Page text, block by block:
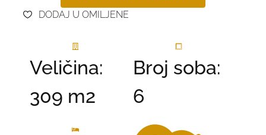
DODAJ U OMILJENE
Veličina:
309 m2
Broj soba:
6